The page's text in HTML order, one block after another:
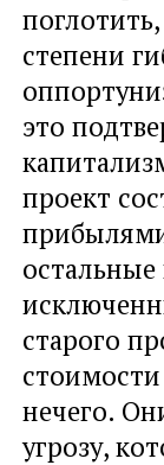
степени
это
проект
старого
нечего.
угрозу,